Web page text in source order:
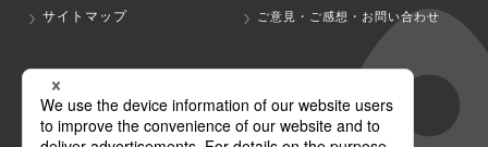
サイトマップ
ご意見・ご感想・お問い合わせ
グループ会社
テレビ朝日 テレ朝チャンネル